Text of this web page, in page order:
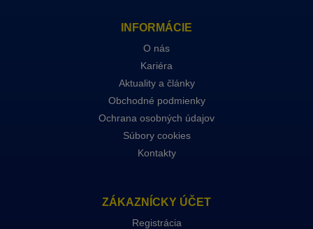
INFORMÁCIE
O nás
Kariéra
Aktuality a články
Obchodné podmienky
Ochrana osobných údajov
Súbory cookies
Kontakty
ZÁKAZNÍCKY ÚČET
Registrácia